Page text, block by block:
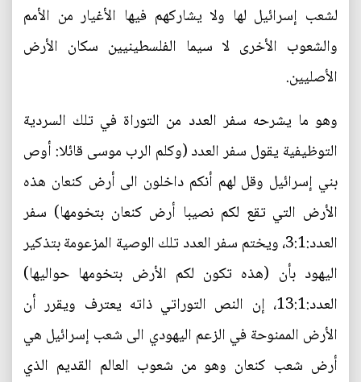
لشعب إسرائيل لها ولا يشاركهم فيها الأغيار من الأمم
والشعوب الأخرى لا سيما الفلسطينيين سكان الأرض
الأصليين.
وهو ما يشرحه سفر العدد من التوراة في تلك السردية
التوظيفية يقول سفر العدد (وكلم الرب موسى قائلا: أوص
بني إسرائيل وقل لهم أنكم داخلون الى أرض كنعان هذه
الأرض التي تقع لكم نصيبا أرض كنعان بتخومها) سفر
العدد:3:1، ويختم سفر العدد تلك الوصية المزعومة بتذكير
اليهود بأن (هذه تكون لكم الأرض بتخومها حواليها)
العدد:13:1، إن النص التوراتي ذاته يعترف ويقرر أن
الأرض الممنوحة في الزعم اليهودي الى شعب إسرائيل هي
أرض شعب كنعان وهو من شعوب العالم القديم الذي